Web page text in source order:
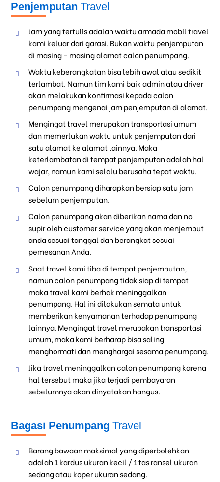
PenjemputanTravel
Jam yang tertulis adalah waktu armada mobil travel
kami keluar dari garasi. Bukan waktu penjemputan
di masing - masing alamat calon penumpang.
Waktu keberangkatan bisa lebih awal atau sedikit
terlambat. Namun tim kami baik admin atau driver
akan melakukan konfirmasi kepada calon
penumpang mengenai jam penjemputan di alamat.
Mengingat travel merupakan transportasi umum
dan memerlukan waktu untuk penjemputan dari
satu alamat ke alamat lainnya. Maka
keterlambatan di tempat penjemputan adalah hal
wajar, namun kami selalu berusaha tepat waktu.
Calon penumpang diharapkan bersiap satu jam
sebelum penjemputan.
Calon penumpang akan diberikan nama dan no
supir oleh customer service yang akan menjemput
anda sesuai tanggal dan berangkat sesuai
pemesanan Anda.
Saat travel kami tiba di tempat penjemputan,
namun calon penumpang tidak siap di tempat
maka travel kami berhak meninggalkan
penumpang. Hal ini dilakukan semata untuk
memberikan kenyamanan terhadap penumpang
lainnya. Mengingat travel merupakan transportasi
umum, maka kami berharap bisa saling
menghormati dan menghargai sesama penumpang.
Jika travel meninggalkan calon penumpang karena
hal tersebut maka jika terjadi pembayaran
sebelumnya akan dinyatakan hangus.
Bagasi PenumpangTravel
Barang bawaan maksimal yang diperbolehkan
adalah 1 kardus ukuran kecil / 1 tas ransel ukuran
sedang atau koper ukuran sedang.